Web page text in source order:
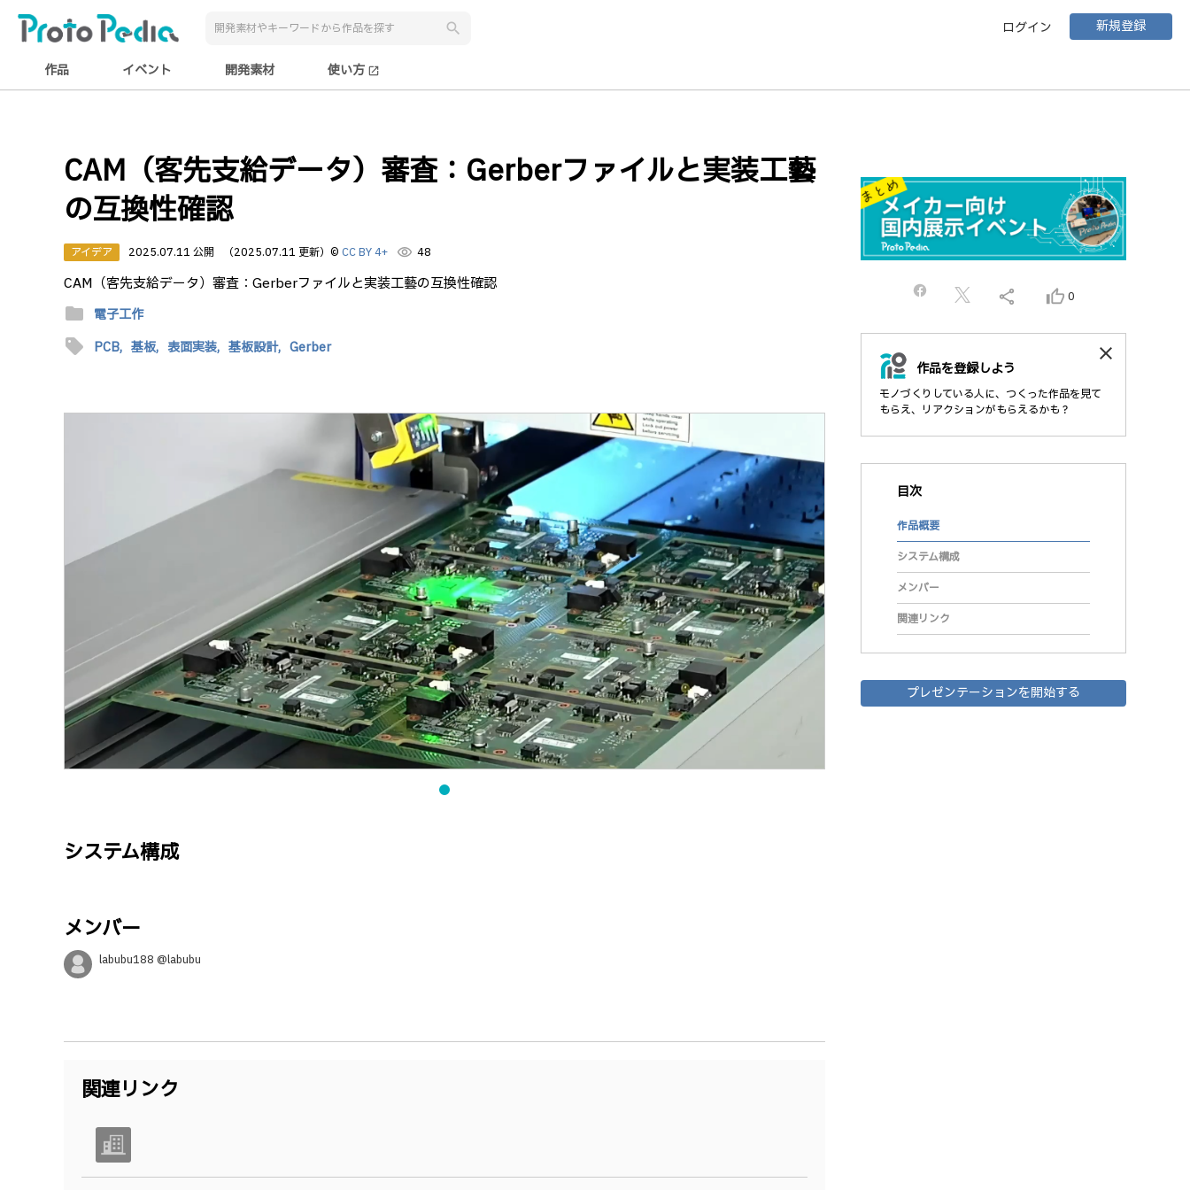
search ログイン 新規登録
作品 イベント 開発素材 使い方 open_in_new
CAM（客先支給データ）審査：Gerberファイルと実装工藝
の互換性確認
アイデア 2025.07.11 公開 （2025.07.11 更新） © CC BY 4+ visibility 48
CAM（客先支給データ）審査：Gerberファイルと実装工藝の互換性確認
folder 電子工作
sell PCB, 基板, 表面実装, 基板設計, Gerber
システム構成
メンバー
labubu188 @labubu
関連リンク
share thumb_up_alt 0
作品を登録しよう
モノづくりしている人に、つくった作品を見て
もらえ、リアクションがもらえるかも？
close
目次
作品概要
システム構成
メンバー
関連リンク
プレゼンテーションを開始する